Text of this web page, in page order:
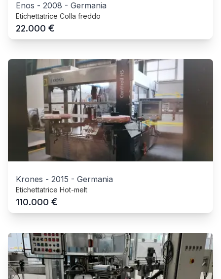
Enos - 2008 - Germania
Etichettatrice Colla freddo
22.000 €
Krones - 2015 - Germania
Etichettatrice Hot-melt
110.000 €